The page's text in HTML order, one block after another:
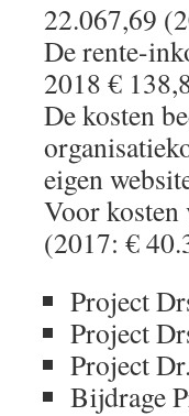
22.067,69
De rente-
2018 €
De kosten
eigen
Voor
(2017: €
Project
Project
Project